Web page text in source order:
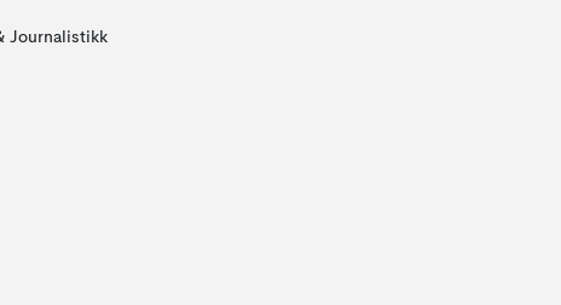
Journalistikk